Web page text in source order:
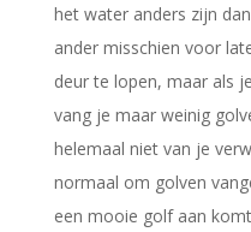
het water anders zijn
ander misschien voor
deur te lopen, maar als
vang je maar weinig
helemaal niet van je
normaal om golven
een mooie golf aan